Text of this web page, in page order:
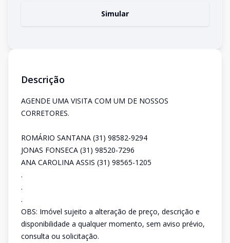
Simular
Descrição
AGENDE UMA VISITA COM UM DE NOSSOS
CORRETORES.
ROMÁRIO SANTANA (31) 98582-9294
JONAS FONSECA (31) 98520-7296
ANA CAROLINA ASSIS (31) 98565-1205
.
.
.
OBS: Imóvel sujeito a alteração de preço, descrição e
disponibilidade a qualquer momento, sem aviso prévio,
consulta ou solicitação.